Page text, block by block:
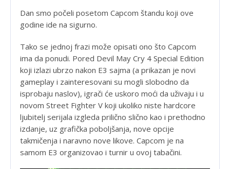
Dan smo počeli posetom Capcom štandu koji ove
godine ide na sigurno.
Tako se jednoj frazi može opisati ono što Capcom
ima da ponudi. Pored Devil May Cry 4 Special Edition
koji izlazi ubrzo nakon E3 sajma (a prikazan je novi
gameplay i zainteresovani su mogli slobodno da
isprobaju naslov), igrači će uskoro moći da uživaju i u
novom Street Fighter V koji ukoliko niste hardcore
ljubitelj serijala izgleda prilično slično kao i prethodno
izdanje, uz grafička poboljšanja, nove opcije
takmičenja i naravno nove likove. Capcom je na
samom E3 organizovao i turnir u ovoj tabačini.